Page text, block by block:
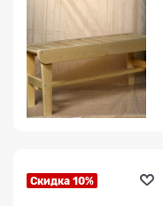
Скидка 10%